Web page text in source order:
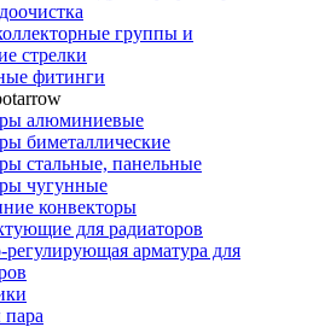
группы и
стрелки
фитинги
алюминиевые
биметаллические
стальные, панельные
чугунные
конвекторы
для радиаторов
регулирующая арматура для
пара